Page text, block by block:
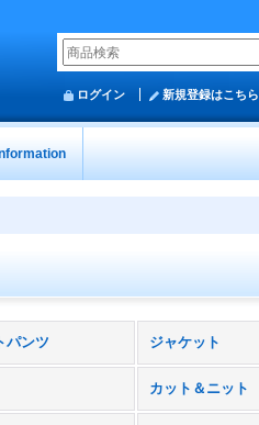
ログイン 新規登録はこちら
パンツ ジャケット
カット＆ニット